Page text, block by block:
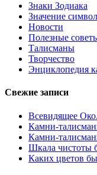
Знаки Зодиака
Значение
Новости
Полезные
Талисманы
Творчество
Энциклопедия
Свежие записи
Всевидящее
Камни-
Камни-
Шкала чистоты
Каких цветов